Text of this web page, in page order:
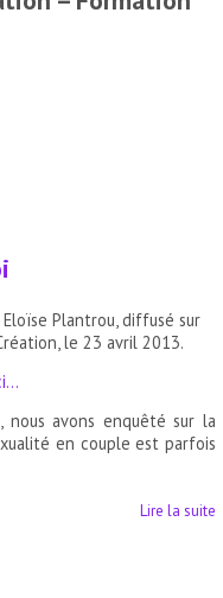
Plantrou, diffusé sur
le 23 avril 2013.
nous avons enquêté sur la
en couple est parfois
Lire la suite